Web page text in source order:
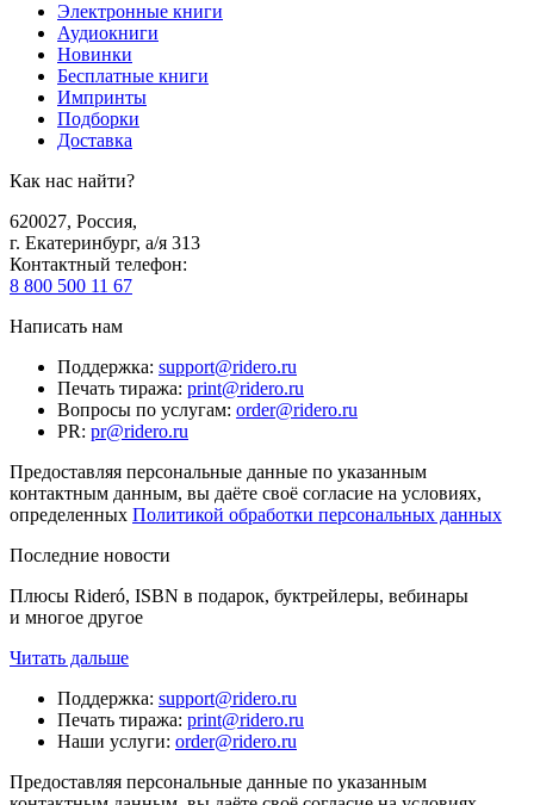
Электронные книги
Аудиокниги
Новинки
Бесплатные книги
Импринты
Подборки
Доставка
Как нас найти?
620027, Россия,
г. Екатеринбург, а/я 313
Контактный телефон:
8 800 500 11 67
Написать нам
Поддержка: support@ridero.ru
Печать тиража: print@ridero.ru
Вопросы по услугам: order@ridero.ru
PR: pr@ridero.ru
Предоставляя персональные данные по указанным
контактным данным, вы даёте своё согласие на условиях,
определенных Политикой обработки персональных данных
Последние новости
Плюсы Rideró, ISBN в подарок, буктрейлеры, вебинары
и многое другое
Читать дальше
Поддержка: support@ridero.ru
Печать тиража: print@ridero.ru
Наши услуги: order@ridero.ru
Предоставляя персональные данные по указанным